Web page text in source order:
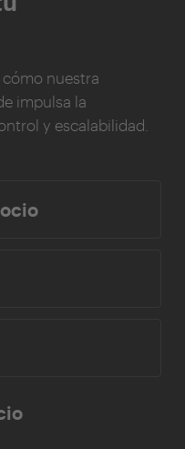
nuestra
impulsa la
y escalabilidad.